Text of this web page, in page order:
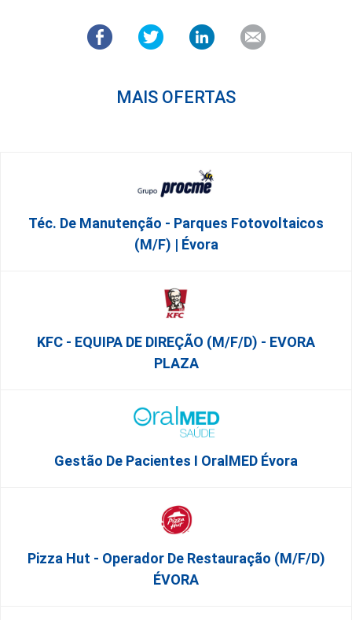
MAIS OFERTAS
Téc. De Manutenção - Parques Fotovoltaicos
(m/f) | Évora
KFC - EQUIPA DE DIREÇÃO (m/f/d) - EVORA
PLAZA
Gestão De Pacientes I OralMED Évora
Pizza Hut - Operador De Restauração (m/f/d)
ÉVORA